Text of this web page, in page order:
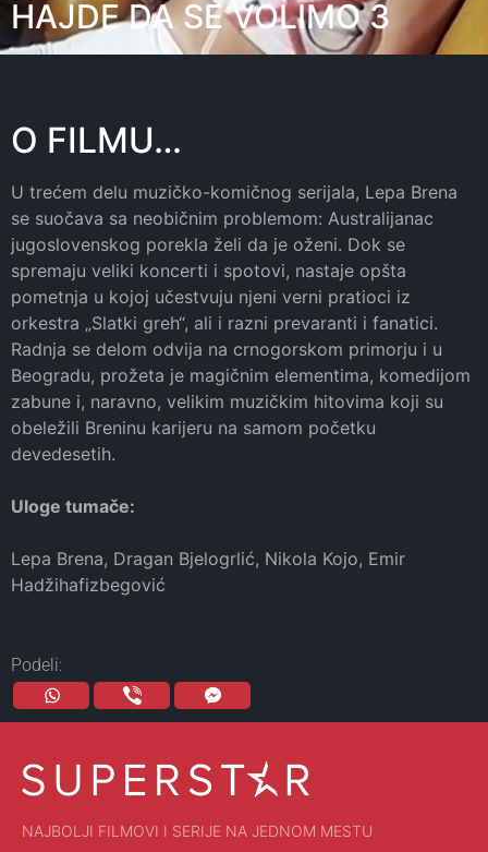
HAJDE DA SE VOLIMO 3
O FILMU…
U trećem delu muzičko-komičnog serijala, Lepa Brena
se suočava sa neobičnim problemom: Australijanac
jugoslovenskog porekla želi da je oženi. Dok se
spremaju veliki koncerti i spotovi, nastaje opšta
pometnja u kojoj učestvuju njeni verni pratioci iz
orkestra „Slatki greh“, ali i razni prevaranti i fanatici.
Radnja se delom odvija na crnogorskom primorju i u
Beogradu, prožeta je magičnim elementima, komedijom
zabune i, naravno, velikim muzičkim hitovima koji su
obeležili Breninu karijeru na samom početku
devedesetih.
Uloge tumače:
Lepa Brena, Dragan Bjelogrlić, Nikola Kojo, Emir
Hadžihafizbegović
Podeli:
NAJBOLJI FILMOVI I SERIJE NA JEDNOM MESTU